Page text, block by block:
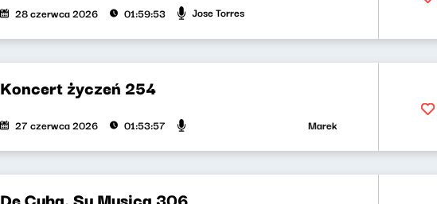
28 czerwca 2026 01:59:53 Jose Torres
Koncert życzeń 254
27 czerwca 2026 01:53:57 Marek Napiórkowski, Jose